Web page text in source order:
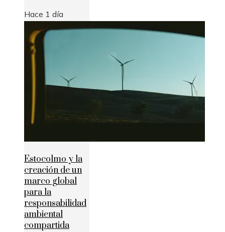
Hace 1 día
Estocolmo y la
creación de un
marco global
para la
responsabilidad
ambiental
compartida